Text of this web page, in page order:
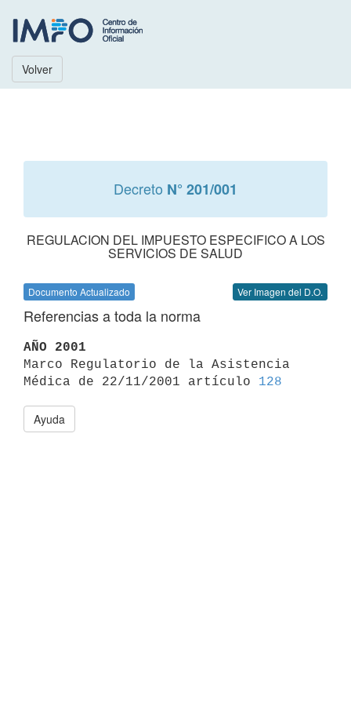
Volver
Decreto N° 201/001
REGULACION DEL IMPUESTO ESPECIFICO A LOS
SERVICIOS DE SALUD
Documento Actualizado Ver Imagen del D.O.
Referencias a toda la norma
AÑO 2001
Marco Regulatorio de la Asistencia
Médica de 22/11/2001 artículo 128
Ayuda